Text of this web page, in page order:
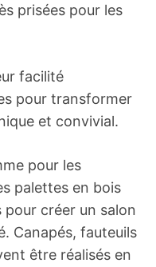
prisées pour les
facilité
pour transformer
et convivial.
pour les
palettes en bois
créer un salon
Canapés, fauteuils
être réalisés en